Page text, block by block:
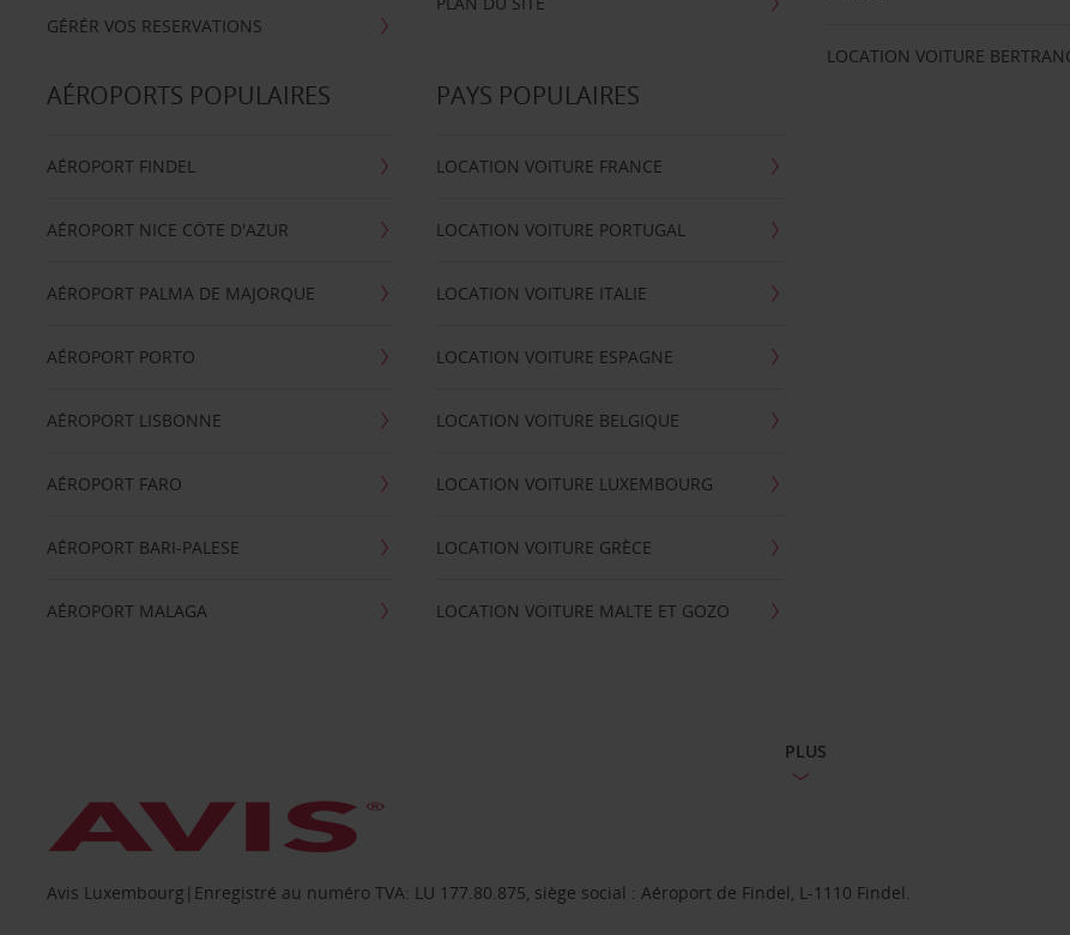
GÉRÉR VOS RESERVATIONS
LOCATION VOITURE
AÉROPORTS POPULAIRES
AÉROPORT FINDEL
AÉROPORT NICE CÖTE D'AZUR
AÉROPORT PALMA DE MAJORQUE
AÉROPORT PORTO
AÉROPORT LISBONNE
AÉROPORT FARO
AÉROPORT BARI-PALESE
AÉROPORT MALAGA
PAYS POPULAIRES
LOCATION VOITURE FRANCE
LOCATION VOITURE PORTUGAL
LOCATION VOITURE ITALIE
LOCATION VOITURE ESPAGNE
LOCATION VOITURE BELGIQUE
LOCATION VOITURE LUXEMBOURG
LOCATION VOITURE GRÈCE
LOCATION VOITURE MALTE ET GOZO
PLUS
Avis Luxembourg|Enregistré au numéro TVA: LU 177.80.875, siège social : Aéroport de Findel, L-1110 Findel.